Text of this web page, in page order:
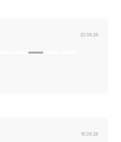
22.06.26
16.06.26